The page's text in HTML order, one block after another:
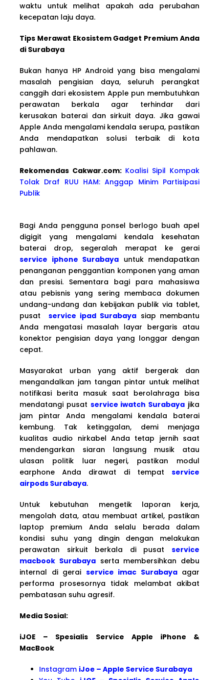
waktu untuk melihat apakah ada perubahan
kecepatan laju daya.
Tips Merawat Ekosistem Gadget Premium Anda
di Surabaya
Bukan hanya HP Android yang bisa mengalami
masalah pengisian daya, seluruh perangkat
canggih dari ekosistem Apple pun membutuhkan
perawatan berkala agar terhindar dari
kerusakan baterai dan sirkuit daya. Jika gawai
Apple Anda mengalami kendala serupa, pastikan
Anda mendapatkan solusi terbaik di kota
pahlawan.
Rekomendas Cakwar.com: Koalisi Sipil Kompak
Tolak Draf RUU HAM: Anggap Minim Partisipasi
Publik
Bagi Anda pengguna ponsel berlogo buah apel
digigit yang mengalami kendala kesehatan
baterai drop, segeralah merapat ke gerai
service iphone Surabaya untuk mendapatkan
penanganan penggantian komponen yang aman
dan presisi. Sementara bagi para mahasiswa
atau pebisnis yang sering membaca dokumen
undang-undang dan kebijakan publik via tablet,
pusat
service ipad Surabaya siap membantu
Anda mengatasi masalah layar bergaris atau
konektor pengisian daya yang longgar dengan
cepat.
Masyarakat urban yang aktif bergerak dan
mengandalkan jam tangan pintar untuk melihat
notifikasi berita masuk saat berolahraga bisa
mendatangi pusat service iwatch Surabaya jika
jam pintar Anda mengalami kendala baterai
kembung. Tak ketinggalan, demi menjaga
kualitas audio nirkabel Anda tetap jernih saat
mendengarkan siaran langsung musik atau
ulasan politik luar negeri, pastikan modul
earphone Anda dirawat di tempat service
airpods Surabaya.
Untuk kebutuhan mengetik laporan kerja,
mengolah data, atau membuat artikel, pastikan
laptop premium Anda selalu berada dalam
kondisi suhu yang dingin dengan melakukan
perawatan sirkuit berkala di pusat service
macbook Surabayaserta membersihkan debu
internal di gerai service imac Surabayaagar
performa prosesornya tidak melambat akibat
pembatasan suhu agresif.
Media Sosial:
iJOE – Spesialis Service Apple iPhone &
MacBook
Instagram iJoe – Apple Service Surabaya